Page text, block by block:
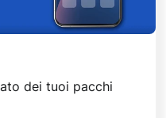
dei tuoi pacchi